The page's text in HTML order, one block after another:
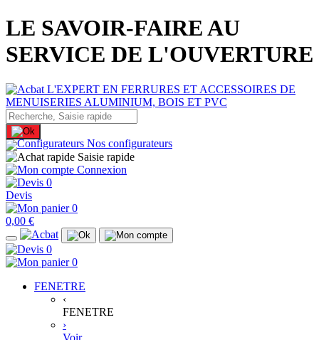
LE SAVOIR-FAIRE AU
SERVICE DE L'OUVERTURE
Nos configurateurs
Saisie rapide
Connexion
0
Devis
0
0,00 €
0
0
FENETRE
‹
FENETRE
›
Voir